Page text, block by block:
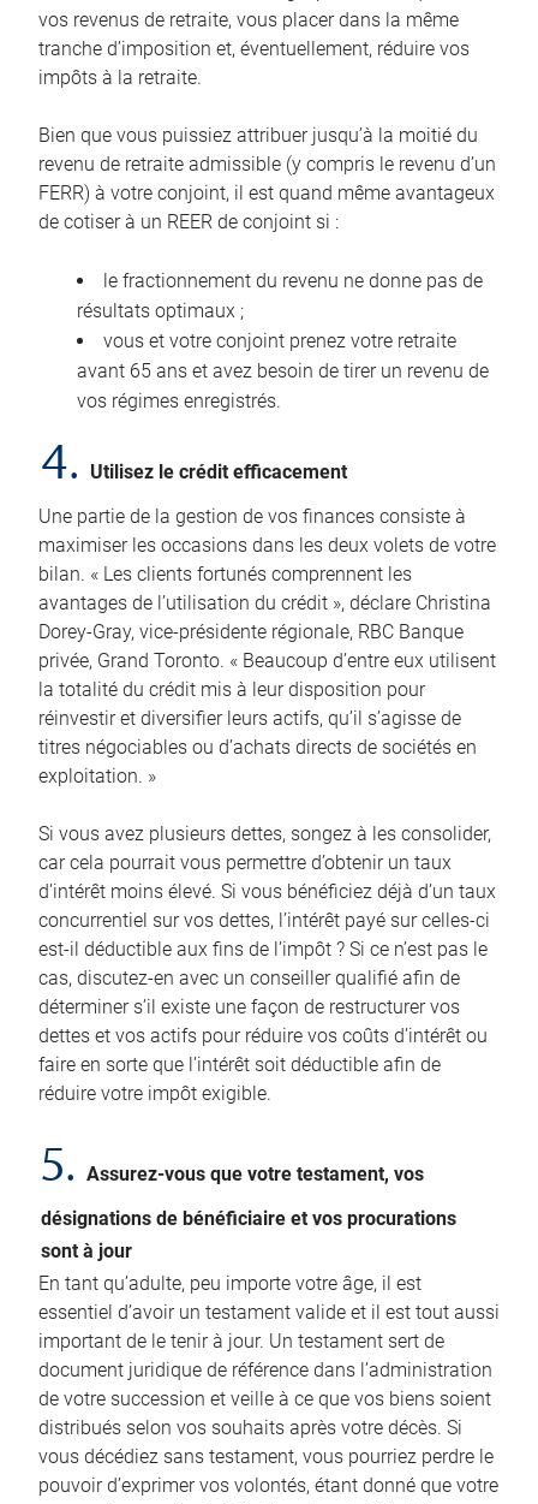
vos revenus de retraite, vous placer dans la même
tranche d’imposition et, éventuellement, réduire vos
impôts à la retraite.
Bien que vous puissiez attribuer jusqu’à la moitié du
revenu de retraite admissible (y compris le revenu d’un
FERR) à votre conjoint, il est quand même avantageux
de cotiser à un REER de conjoint si :
le fractionnement du revenu ne donne pas de
résultats optimaux ;
vous et votre conjoint prenez votre retraite
avant 65 ans et avez besoin de tirer un revenu de
vos régimes enregistrés.
4.
Utilisez le crédit efficacement
Une partie de la gestion de vos finances consiste à
maximiser les occasions dans les deux volets de votre
bilan. « Les clients fortunés comprennent les
avantages de l’utilisation du crédit », déclare Christina
Dorey-Gray, vice-présidente régionale, RBC Banque
privée, Grand Toronto. « Beaucoup d’entre eux utilisent
la totalité du crédit mis à leur disposition pour
réinvestir et diversifier leurs actifs, qu’il s’agisse de
titres négociables ou d’achats directs de sociétés en
exploitation. »
Si vous avez plusieurs dettes, songez à les consolider,
car cela pourrait vous permettre d’obtenir un taux
d’intérêt moins élevé. Si vous bénéficiez déjà d’un taux
concurrentiel sur vos dettes, l’intérêt payé sur celles-ci
est-il déductible aux fins de l’impôt ? Si ce n’est pas le
cas, discutez-en avec un conseiller qualifié afin de
déterminer s’il existe une façon de restructurer vos
dettes et vos actifs pour réduire vos coûts d’intérêt ou
faire en sorte que l’intérêt soit déductible afin de
réduire votre impôt exigible.
5. Assurez-vous que votre testament, vos
désignations de bénéficiaire et vos procurations
sont à jour
En tant qu’adulte, peu importe votre âge, il est
essentiel d’avoir un testament valide et il est tout aussi
important de le tenir à jour. Un testament sert de
document juridique de référence dans l’administration
de votre succession et veille à ce que vos biens soient
distribués selon vos souhaits après votre décès. Si
vous décédiez sans testament, vous pourriez perdre le
pouvoir d’exprimer vos volontés, étant donné que votre